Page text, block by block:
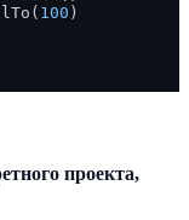
100 )
проекта,